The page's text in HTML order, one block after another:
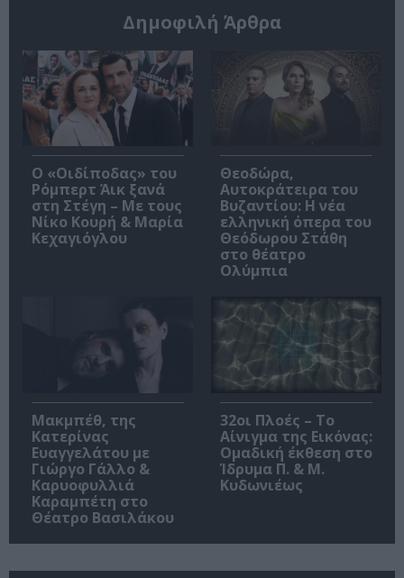
Δημοφιλή Άρθρα
O «Οιδίποδας» του
Ρόμπερτ Άικ ξανά
στη Στέγη – Με τους
Νίκο Κουρή & Μαρία
Κεχαγιόγλου
Θεοδώρα,
Αυτοκράτειρα του
Βυζαντίου: Η νέα
ελληνική όπερα του
Θεόδωρου Στάθη
στο θέατρο
Ολύμπια
Μακμπέθ, της
Κατερίνας
Ευαγγελάτου με
Γιώργο Γάλλο &
Καρυοφυλλιά
Καραμπέτη στο
Θέατρο Βασιλάκου
32οι Πλοές – Το
Αίνιγμα της Εικόνας:
Ομαδική έκθεση στο
Ίδρυμα Π. & Μ.
Κυδωνιέως